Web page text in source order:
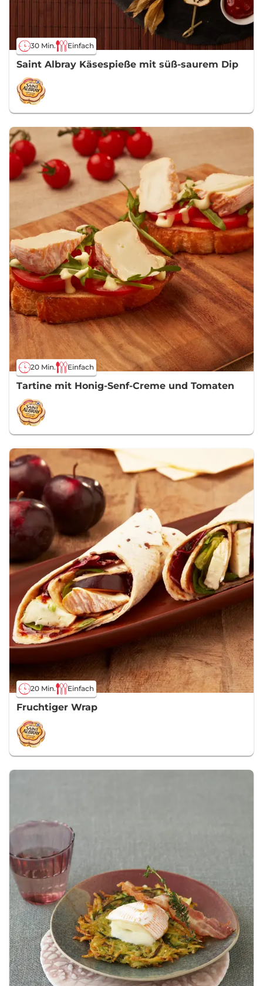
30 Min. Einfach
Saint Albray Käsespieße mit süß-saurem Dip
20 Min. Einfach
Tartine mit Honig-Senf-Creme und Tomaten
20 Min. Einfach
Fruchtiger Wrap